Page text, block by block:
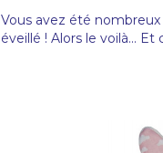
Vous avez été
éveillé ! Alors le voilà... Et